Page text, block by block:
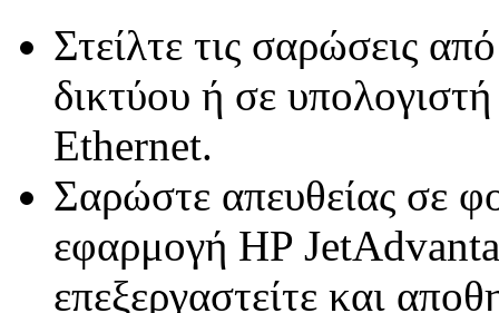
Στείλτε τις σαρώσεις
δικτύου ή σε
Ethernet.
Σαρώστε απευθείας σε
εφαρμογή HP
επεξεργαστείτε και